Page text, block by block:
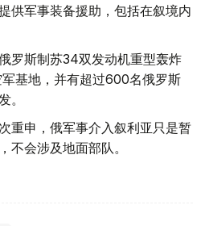
供军事装备援助，包括在叙境内
罗斯制苏34双发动机重型轰炸
基地，并有超过600名俄罗斯
。
重申，俄军事介入叙利亚只是暂
不会涉及地面部队。